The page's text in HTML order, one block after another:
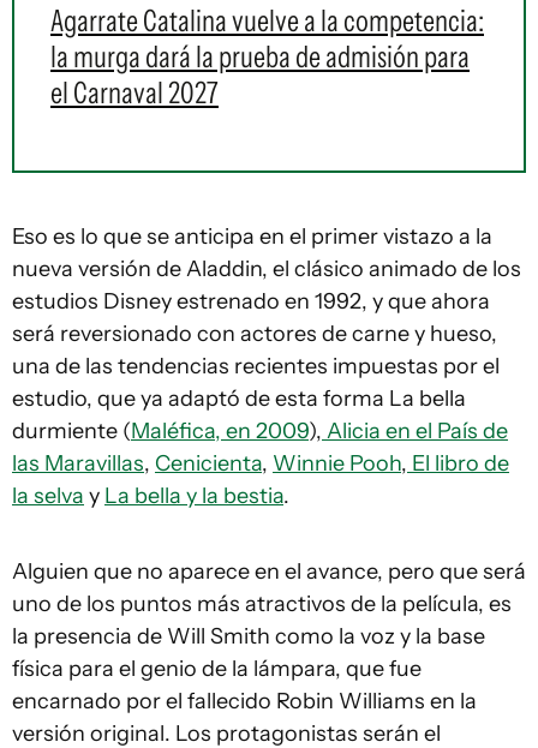
Agarrate Catalina vuelve a la competencia:
la murga dará la prueba de admisión para
el Carnaval 2027
Eso es lo que se anticipa en el primer vistazo a la
nueva versión de Aladdin, el clásico animado de los
estudios Disney estrenado en 1992, y que ahora
será reversionado con actores de carne y hueso,
una de las tendencias recientes impuestas por el
estudio, que ya adaptó de esta forma La bella
durmiente (Maléfica, en 2009), Alicia en el País de
las Maravillas, Cenicienta, Winnie Pooh, El libro de
la selva y La bella y la bestia.
Alguien que no aparece en el avance, pero que será
uno de los puntos más atractivos de la película, es
la presencia de Will Smith como la voz y la base
física para el genio de la lámpara, que fue
encarnado por el fallecido Robin Williams en la
versión original. Los protagonistas serán el